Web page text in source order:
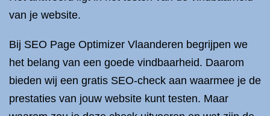
van je website.
Bij SEO Page Optimizer Vlaanderen begrijpen we
het belang van een goede vindbaarheid. Daarom
bieden wij een gratis SEO-check aan waarmee je de
prestaties van jouw website kunt testen. Maar